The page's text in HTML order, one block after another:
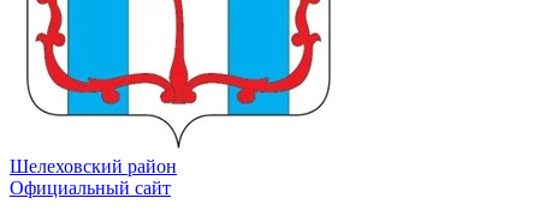
Шелеховский район
Официальный сайт